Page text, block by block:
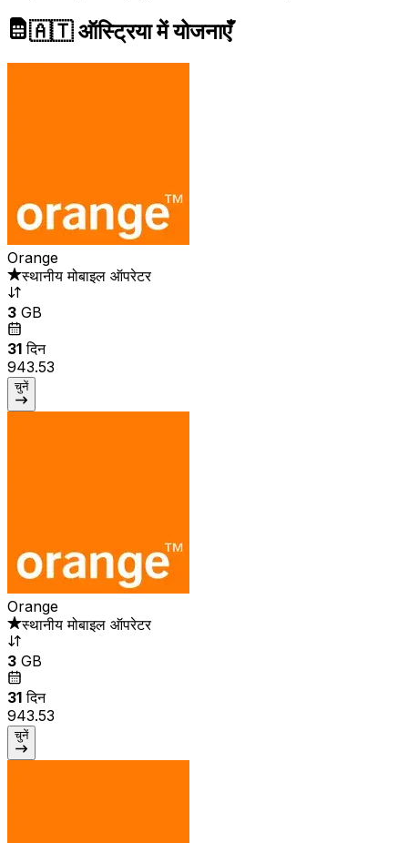
🇦🇹 ऑस्ट्रिया में योजनाएँ
Orange
स्थानीय मोबाइल ऑपरेटर
3 GB
31 दिन
₹943.53
चुनें
Orange
स्थानीय मोबाइल ऑपरेटर
3 GB
31 दिन
₹943.53
चुनें